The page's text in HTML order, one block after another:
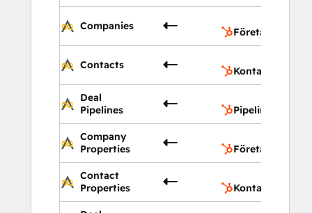
Companies
Företag
Contacts
Kontakter
Deal
Pipelines
Pipelines för
Company
Properties
Contact
Properties